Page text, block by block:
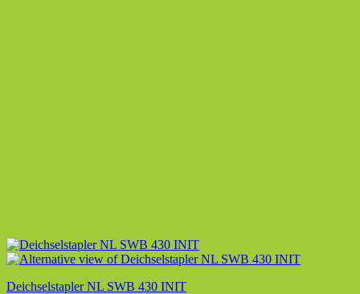
Deichselstapler NL SWB 430 INIT